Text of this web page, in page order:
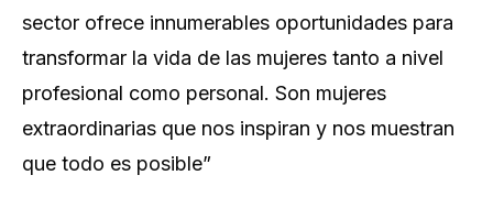
sector ofrece innumerables oportunidades para
transformar la vida de las mujeres tanto a nivel
profesional como personal. Son mujeres
extraordinarias que nos inspiran y nos muestran
que todo es posible”